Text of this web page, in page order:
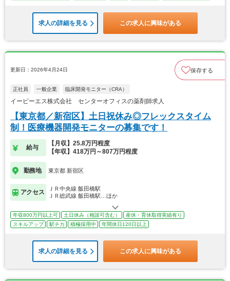
求人の詳細を見る この求人に興味がある
更新日：2026年4月24日 保存する
正社員 一般企業 臨床開発モニター（CRA）
イーピーエス株式会社 センターオフィスの薬剤師求人
【東京都／新宿区】土日祝休み◎フレックスタイム
制！医療機器開発モニターの募集です！
給与
【月収】25.8万円程度
【年収】418万円～807万円程度
勤務地 東京都 新宿区
アクセス
ＪＲ中央線 飯田橋駅
ＪＲ総武線 飯田橋駅…ほか
年収800万円以上可 土日休み（相談可含む）
産休・育休取得実績有り
スキルアップ
駅チカ 積極採用中 年間休日120日以上
求人の詳細を見る この求人に興味がある